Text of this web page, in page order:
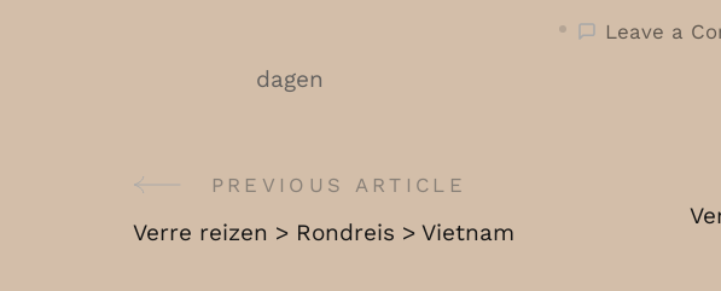
Leave a
dagen
Post
Navigation
PREVIOUS ARTICLE
Verre reizen > Rondreis > Vietnam